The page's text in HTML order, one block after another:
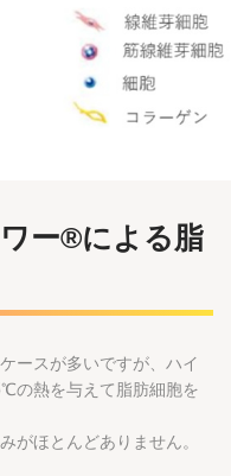
ー®による脂
ースが多いですが、ハイ
の熱を与えて脂肪細胞を
がほとんどありません。